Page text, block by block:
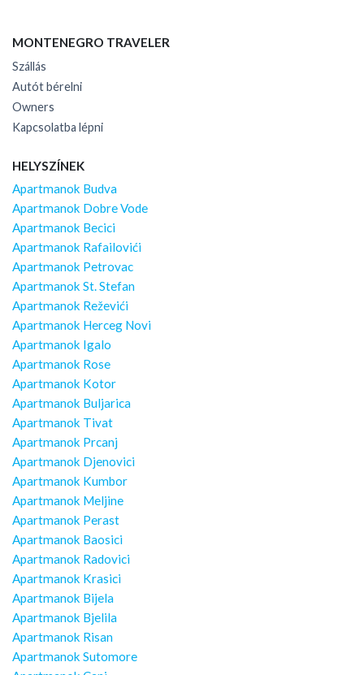
MONTENEGRO TRAVELER
Szállás
Autót bérelni
Owners
Kapcsolatba lépni
HELYSZÍNEK
Apartmanok Budva
Apartmanok Dobre Vode
Apartmanok Becici
Apartmanok Rafailovići
Apartmanok Petrovac
Apartmanok St. Stefan
Apartmanok Reževići
Apartmanok Herceg Novi
Apartmanok Igalo
Apartmanok Rose
Apartmanok Kotor
Apartmanok Buljarica
Apartmanok Tivat
Apartmanok Prcanj
Apartmanok Djenovici
Apartmanok Kumbor
Apartmanok Meljine
Apartmanok Perast
Apartmanok Baosici
Apartmanok Radovici
Apartmanok Krasici
Apartmanok Bijela
Apartmanok Bjelila
Apartmanok Risan
Apartmanok Sutomore